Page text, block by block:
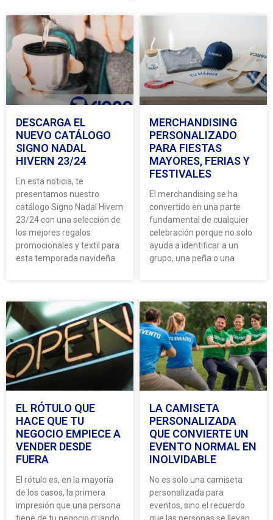
DESCARGA EL
NUEVO CATÁLOGO
SIGNO NADAL
HIVERN 23/24
En esta noticia, te
presentamos nuestro
catálogo Signo Nadal Hivern
23/24 con una selección de
los mejores regalos
promocionales y textil para
esta temporada navideña
MERCHANDISING
PERSONALIZADO
PARA FIESTAS
MAYORES, FERIAS Y
FESTIVALES
El merchandising se ha
convertido en una parte
fundamental de cualquier
celebración porque no solo
ayuda a identificar a un
grupo, una peña o una
EL RÓTULO QUE
HACE QUE TU
NEGOCIO EMPIECE A
VENDER DESDE
FUERA
El rótulo es, en la mayoría
de los casos, la primera
impresión que una persona
LA CAMISETA
PERSONALIZADA
QUE CONVIERTE UN
EVENTO NORMAL EN
INOLVIDABLE
No es solo una camiseta
personalizada para
eventos, sino el recuerdo